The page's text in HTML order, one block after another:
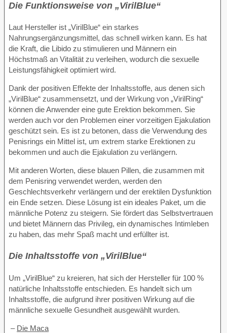
Die Funktionsweise von „VirilBlue“
Laut Hersteller ist „VirilBlue“ ein starkes
Nahrungsergänzungsmittel, das schnell wirken kann. Es hat
die Kraft, die Libido zu stimulieren und Männern ein
Höchstmaß an Vitalität zu verleihen, wodurch die sexuelle
Leistungsfähigkeit optimiert wird.
Dank der positiven Effekte der Inhaltsstoffe, aus denen sich
„VirilBlue“ zusammensetzt, und der Wirkung von „VirilRing“
können die Anwender eine gute Erektion bekommen. Sie
werden auch vor den Problemen einer vorzeitigen Ejakulation
geschützt sein. Es ist zu betonen, dass die Verwendung des
Penisrings ein Mittel ist, um extrem starke Erektionen zu
bekommen und auch die Ejakulation zu verlängern.
Mit anderen Worten, diese blauen Pillen, die zusammen mit
dem Penisring verwendet werden, werden den
Geschlechtsverkehr verlängern und der erektilen Dysfunktion
ein Ende setzen. Diese Lösung ist ein ideales Paket, um die
männliche Potenz zu steigern. Sie fördert das Selbstvertrauen
und bietet Männern das Privileg, ein dynamisches Intimleben
zu haben, das mehr Spaß macht und erfüllter ist.
Die Inhaltsstoffe von „VirilBlue“
Um „VirilBlue“ zu kreieren, hat sich der Hersteller für 100 %
natürliche Inhaltsstoffe entschieden. Es handelt sich um
Inhaltsstoffe, die aufgrund ihrer positiven Wirkung auf die
männliche sexuelle Gesundheit ausgewählt wurden.
– Die Maca